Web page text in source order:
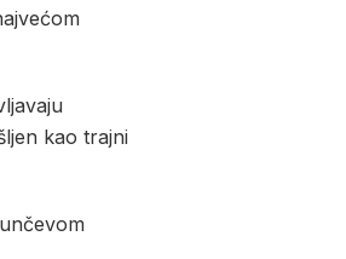
kao trajni